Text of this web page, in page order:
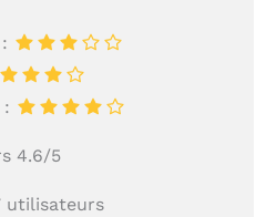
:
4.6/5
utilisateurs